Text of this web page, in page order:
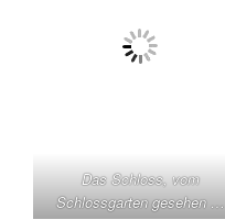
Das Schloss, vom
Schlossgarten gesehen …